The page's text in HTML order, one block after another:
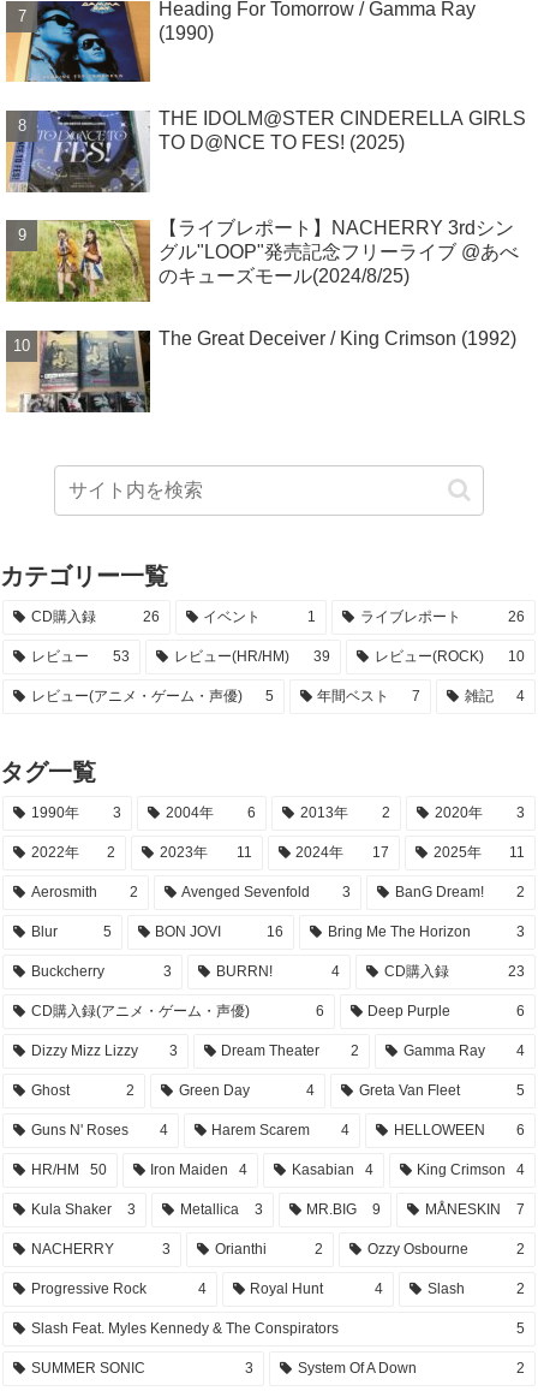
Heading For Tomorrow / Gamma Ray
(1990)
THE IDOLM@STER CINDERELLA GIRLS
TO D@NCE TO FES! (2025)
【ライブレポート】NACHERRY 3rdシン
グル"LOOP"発売記念フリーライブ @あべ
のキューズモール(2024/8/25)
The Great Deceiver / King Crimson (1992)
カテゴリー一覧
CD購入録 26 イベント 1 ライブレポート 26
レビュー 53 レビュー(HR/HM) 39 レビュー(ROCK) 10
レビュー(アニメ・ゲーム・声優) 5 年間ベスト 7 雑記 4
タグ一覧
1990年 3 2004年 6 2013年 2 2020年 3
2022年 2 2023年 11 2024年 17 2025年 11
Aerosmith 2 Avenged Sevenfold 3 BanG Dream! 2
Blur 5 BON JOVI 16 Bring Me The Horizon 3
Buckcherry 3 BURRN! 4 CD購入録 23
CD購入録(アニメ・ゲーム・声優) 6 Deep Purple 6
Dizzy Mizz Lizzy 3 Dream Theater 2 Gamma Ray 4
Ghost 2 Green Day 4 Greta Van Fleet 5
Guns N' Roses 4 Harem Scarem 4 HELLOWEEN 6
HR/HM 50 Iron Maiden 4 Kasabian 4 King Crimson 4
Kula Shaker 3 Metallica 3 MR.BIG 9 MÅNESKIN 7
NACHERRY 3 Orianthi 2 Ozzy Osbourne 2
Progressive Rock 4 Royal Hunt 4 Slash 2
Slash Feat. Myles Kennedy & The Conspirators 5
SUMMER SONIC 3 System Of A Down 2